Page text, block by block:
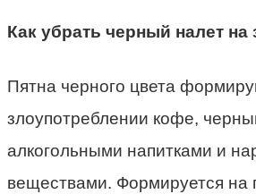
Как убрать черный налет на
Пятна черного цвета
злоупотреблении кофе,
алкогольными напитками и
веществами. Формируется на